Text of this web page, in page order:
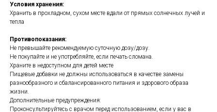
Условия хранения:
Хранить в прохладном, сухом месте вдали от прямых солнечных лучей и
тепла
Противопоказания:
Не превышайте рекомендуемую суточную дозу/дозу.
Не покупайте и не употребляйте, если печать сломана.
Храните в недоступном для детей месте
Пищевые добавки не должны использоваться в качестве замены
разнообразного и сбалансированного питания и здорового образа
жизни.
Дополнительные предупреждения:
Проконсультируйтесь с врачом перед использованием, если у вас в